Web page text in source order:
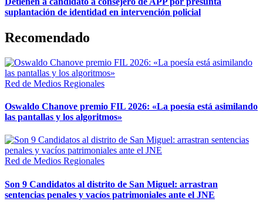
suplantación de identidad en intervención policial
Recomendado
Red de Medios Regionales
Oswaldo Chanove premio FIL 2026: «La poesía está asimilando
las pantallas y los algoritmos»
Red de Medios Regionales
Son 9 Candidatos al distrito de San Miguel: arrastran
sentencias penales y vacíos patrimoniales ante el JNE